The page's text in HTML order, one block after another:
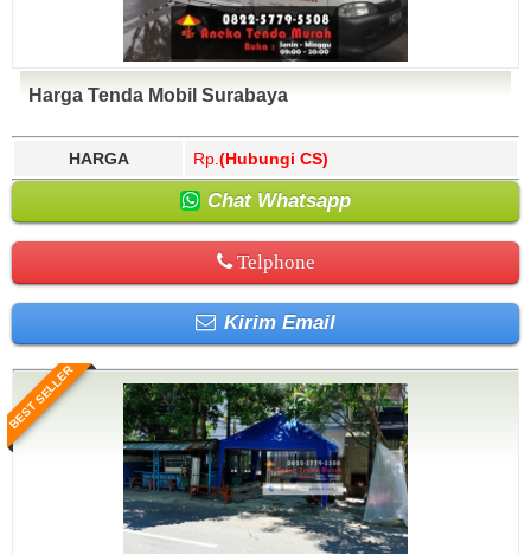
Harga Tenda Mobil Surabaya
HARGA Rp. (Hubungi CS)
Chat Whatsapp
Telphone
Kirim Email
BEST SELLER